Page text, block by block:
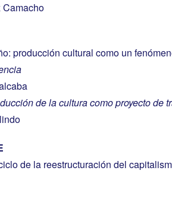
Camacho
producción cultural como un
de la cultura como proyecto de
de la reestructuración del